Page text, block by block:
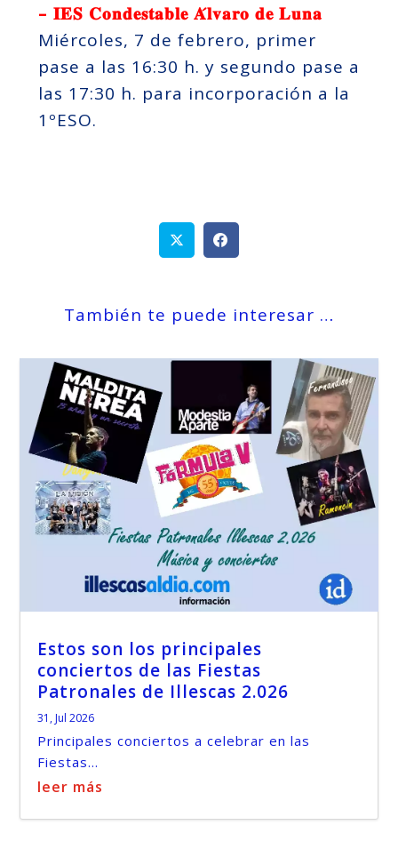
– 𝐈𝐄𝐒 𝐂𝐨𝐧𝐝𝐞𝐬𝐭𝐚𝐛𝐥𝐞 𝐀́𝐥𝐯𝐚𝐫𝐨 𝐝𝐞 𝐋𝐮𝐧𝐚
Miércoles, 7 de febrero, primer
pase a las 16:30 h. y segundo pase a
las 17:30 h. para incorporación a la
1ºESO.
También te puede interesar …
Estos son los principales
conciertos de las Fiestas
Patronales de Illescas 2.026
31, Jul 2026
Principales conciertos a celebrar en las
Fiestas...
leer más